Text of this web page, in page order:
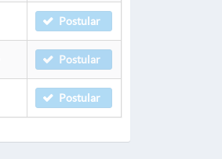
Postular
Postular
Postular